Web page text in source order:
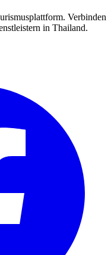
Verbinden
in Thailand.